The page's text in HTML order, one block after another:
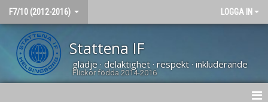
F7/10 (2012-2016) LOGGA IN
Stattena IF
glädje · delaktighet · respekt · inkluderande
Flickor födda 2014-2016